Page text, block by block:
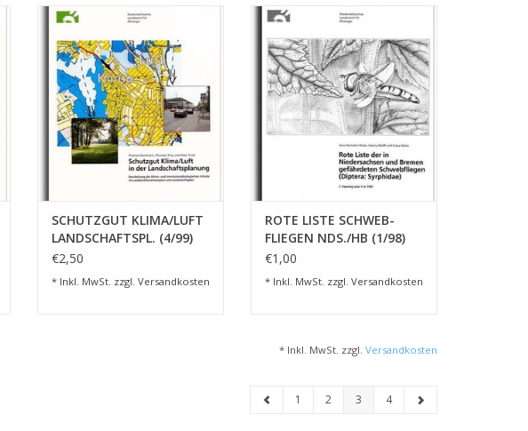
SCHUTZGUT KLIMA/LUFT
ZUM WARENKORB HINZUFÜGEN
SCHUTZGUT KLIMA/LUFT
LANDSCHAFTSPL. (4/99)
€2,50
* Inkl. MwSt. zzgl. Versandkosten
ROTE LISTE SCHWEB- FLIEGEN
ZUM WARENKORB HINZUFÜGEN
ROTE LISTE SCHWEB-
FLIEGEN NDS./HB (1/98)
€1,00
* Inkl. MwSt. zzgl. Versandkosten
* Inkl. MwSt. zzgl. Versandkosten
1 2 3 4